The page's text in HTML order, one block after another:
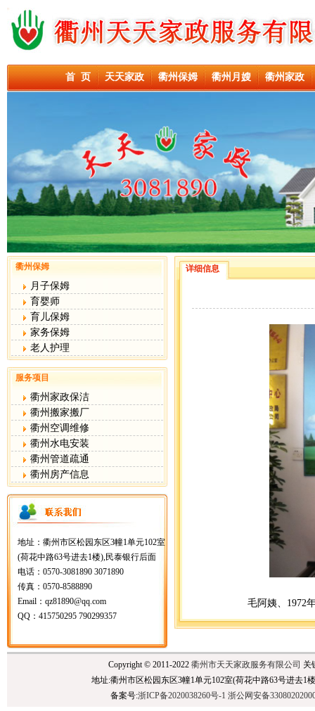
首 页 天天家政 衢州保姆 衢州月嫂 衢州家政
衢州保姆
月子保姆
育婴师
育儿保姆
家务保姆
老人护理
服务项目
衢州家政保洁
衢州搬家搬厂
衢州空调维修
衢州水电安装
衢州管道疏通
衢州房产信息
地址：衢州市区松园东区3幢1单元102室
(荷花中路63号进去1楼),民泰银行后面
电话：0570-3081890 3071890
传真：0570-8588890
Email：qz81890@qq.com
QQ：415750295 790299357
详细信息
毛阿姨、1972
Copyright © 2011-2022 衢州市天天家政服务有限公司 关
地址:衢州市区松园东区3幢1单元102室(荷花中路63号进去1
备案号:浙ICP备2020038260号-1 浙公网安备